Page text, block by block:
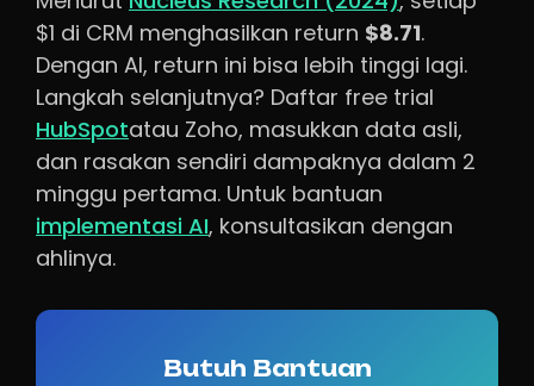
$1 di CRM menghasilkan return $8.71.
Dengan AI, return ini bisa lebih tinggi lagi.
Langkah selanjutnya? Daftar free trial
HubSpotatau Zoho, masukkan data asli,
dan rasakan sendiri dampaknya dalam 2
minggu pertama. Untuk bantuan
implementasi AI, konsultasikan dengan
ahlinya.
Butuh Bantuan